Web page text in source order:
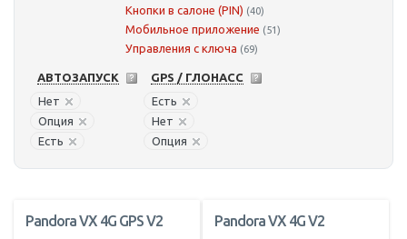
Кнопки в салоне (PIN) (40)
Мобильное приложение (51)
Управления с ключа (69)
АВТОЗАПУСК
Нет
Опция
Есть
GPS / ГЛОНАСС
Есть
Нет
Опция
Pandora VX 4G GPS V2 Pandora VX 4G V2